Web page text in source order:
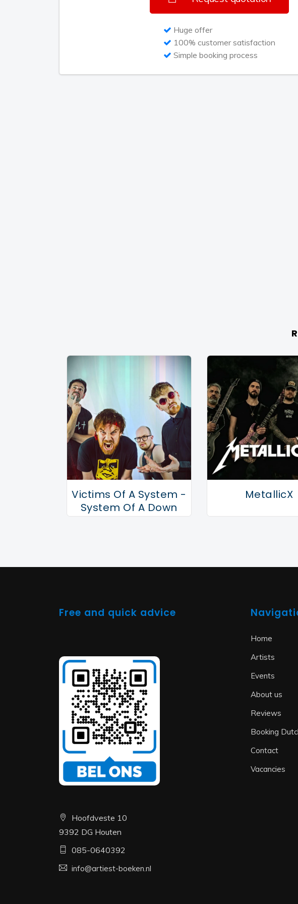
Huge offer
100% customer satisfaction
Simple booking process
Victims Of A System -
System Of A Down
Tribute
MetallicX
Free and quick advice
Hoofdveste 10
9392 DG Houten
085-0640392
info@artiest-boeken.nl
Home
Artists
Events
About us
Reviews
Booking
Contact
Vacancies